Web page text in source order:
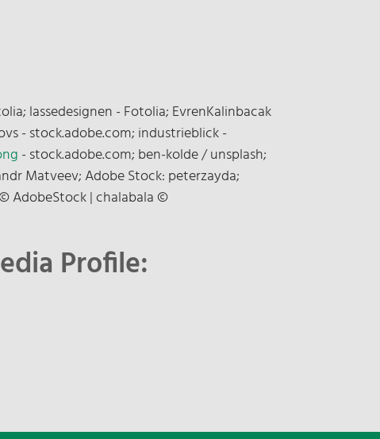
lassedesignen - Fotolia; EvrenKalinbacak
- stock.adobe.com; industrieblick -
- stock.adobe.com; ben-kolde / unsplash;
Matveev; Adobe Stock: peterzayda;
AdobeStock | chalabala ©
Profile: